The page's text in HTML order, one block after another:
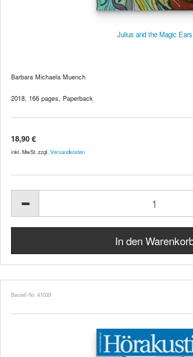
Julius and the Magic Ears
Barbara Michaela Muench
2018, 166 pages, Paperback
18,90 €
inkl. MwSt. zzgl. Versandkosten
Bestell-Nr. 41039